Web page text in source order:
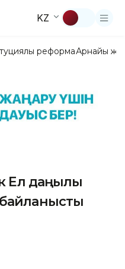
KZ
реформаАрнайы
Ел даңғылы